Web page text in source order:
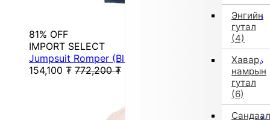
Энгийн
гутал
(4)
Хавар,
намрын
гутал
(6)
Сандаал
81% OFF
IMPORT SELECT
Jumpsuit Romper (Blue) [Non-returnable item]
154,100 ₮ 772,200 ₮